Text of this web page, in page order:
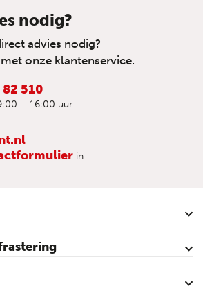
nodig?
advies nodig?
onze klantenservice.
510
– 16:00 uur
in
dieren
voliére